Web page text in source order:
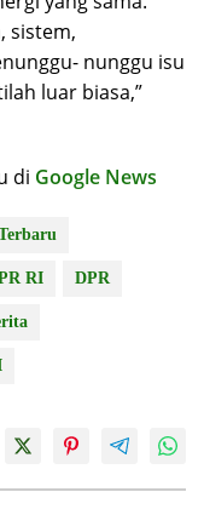
sistem,
nunggu isu
luar biasa,”
di Google News
RI DPR